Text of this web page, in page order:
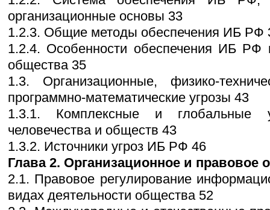
организационные основы 33
1.2.3. Общие методы обеспечения ИБ РФ
1.2.4. Особенности обеспечения ИБ РФ
общества 35
1.3. Организационные, физико-
программно-математические угрозы 43
1.3.1. Комплексные и глобальные
человечества и обществ 43
1.3.2. Источники угроз ИБ РФ 46
Глава 2. Организационное и правовое
2.1. Правовое регулирование
видах деятельности общества 52